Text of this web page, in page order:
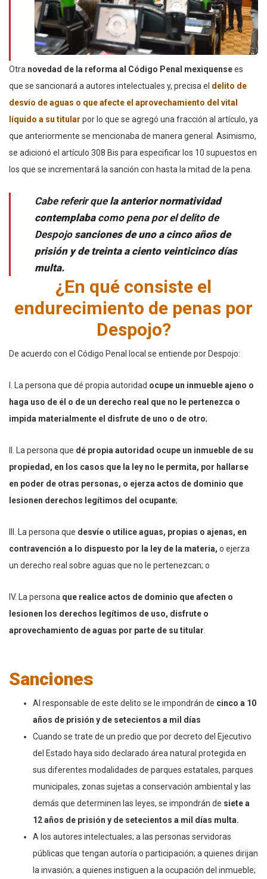
Otra novedad de la reforma al Código Penal mexiquensees
que se sancionará a autores intelectuales y, precisa el delito de
desvío de aguas o que afecte el aprovechamiento del vital
líquido a su titular por lo que se agregó una fracción al artículo, ya
que anteriormente se mencionaba de manera general. Asimismo,
se adicionó el artículo 308 Bis para especificar los 10 supuestos en
los que se incrementará la sanción con hasta la mitad de la pena.
Cabe referir que la anterior normatividad
contemplabacomo pena por el delito de
Despojo sanciones deuno a cinco años de
prisión y de treinta a ciento veinticinco días
multa.
¿En qué consiste el
endurecimiento de penas por
Despojo?
De acuerdo con el Código Penal local se entiende por Despojo:
I. La persona que dé propia autoridad ocupe un inmueble ajeno o
haga uso de él o de un derecho real que no le pertenezca o
impida materialmente el disfrute de uno o de otro;
II. La persona que dé propia autoridad ocupe un inmueble de su
propiedad, en los casos que la ley no le permita, por hallarse
en poder de otras personas, o ejerza actos de dominio que
lesionen derechos legítimos del ocupante;
III. La persona que desvíe o utilice aguas, propias o ajenas, en
contravención a lo dispuesto por la ley de la materia, o ejerza
un derecho real sobre aguas que no le pertenezcan; o
IV. La persona que realice actos de dominio que afecten o
lesionen los derechos legítimos de uso, disfrute o
aprovechamiento de aguas por parte de su titular.
Sanciones
Al responsable de este delito se le impondrán de cinco a 10
años de prisión y de setecientos a mil días
Cuando se trate de un predio que por decreto del Ejecutivo
del Estado haya sido declarado área natural protegida en
sus diferentes modalidades de parques estatales, parques
municipales, zonas sujetas a conservación ambiental y las
demás que determinen las leyes, se impondrán de siete a
12 años de prisión y de setecientos a mil días multa.
A los autores intelectuales; a las personas servidoras
públicas que tengan autoría o participación; a quienes dirijan
la invasión; a quienes instiguen a la ocupación del inmueble;